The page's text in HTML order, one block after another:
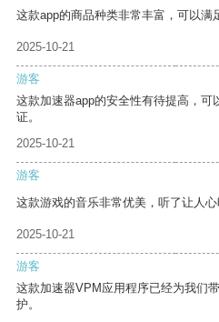
这款app的商品种类非常丰富，可以满
2025-10-21
游客
这款加速器app的安全性有待提高，
证。
2025-10-21
游客
这款游戏的音乐非常优美，听了让人心
2025-10-21
游客
这款加速器VPM应用程序已经为我们
护。